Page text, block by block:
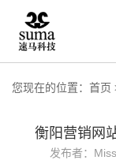
您现在的位置： 首页
衡阳营销网
发布者：